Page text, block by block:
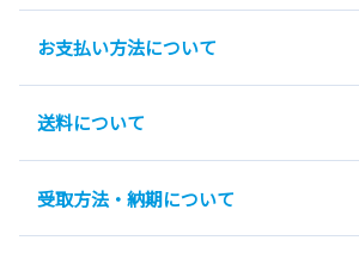
お支払い方法について
送料について
受取方法・納期について